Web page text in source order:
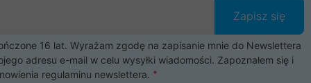
Zapisz się
16 lat. Wyrażam zgodę na zapisanie mnie do Newslettera
adresu e-mail w celu wysyłki wiadomości. Zapoznałem się i
regulaminu newslettera.